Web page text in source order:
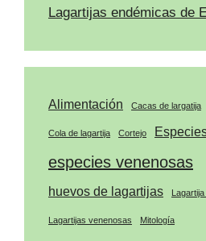
Lagartijas endémicas de
Alimentación Cacas de largatija
Cola de lagartija Cortejo
especies venenosas
huevos de lagartijas
Lagartijas venenosas Mitología